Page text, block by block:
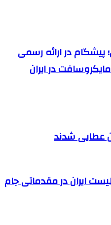
در ارائه رسمی
در ایران
عطایی شدند
ایران در مقدماتی جام